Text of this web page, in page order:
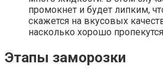
промокнет и будет липким,
скажется на вкусовых
насколько хорошо
Этапы заморозки